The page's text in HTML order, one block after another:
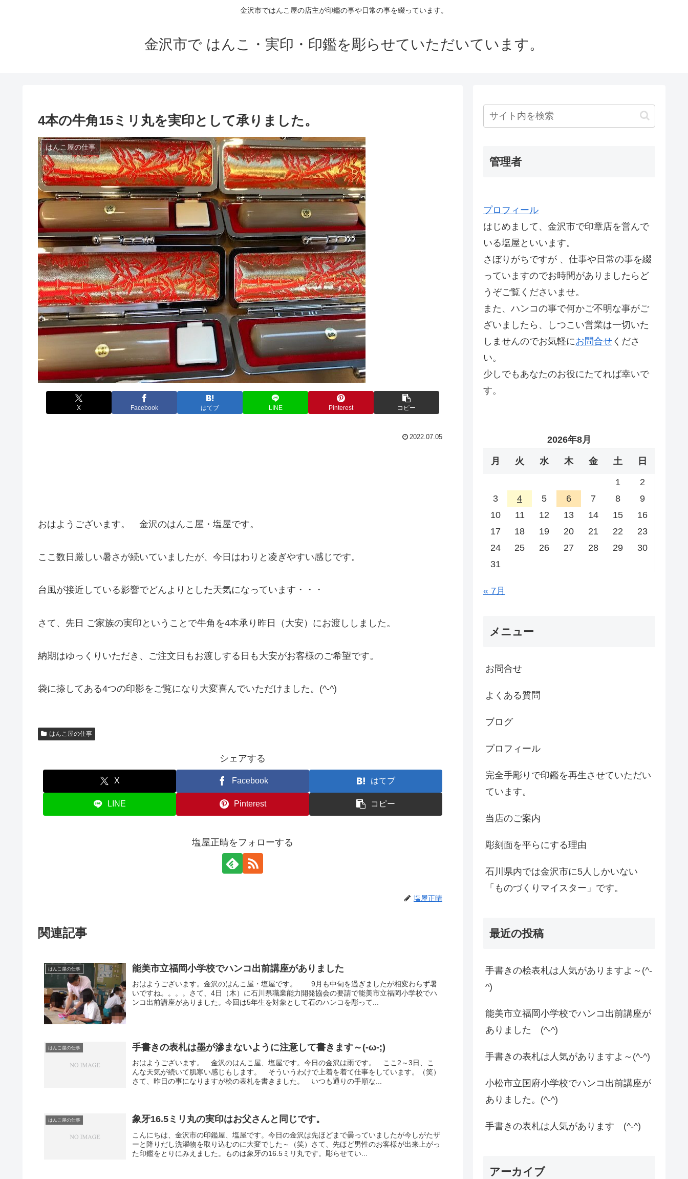
金沢市ではんこ屋の店主が印鑑の事や日常の事を綴っています。
金沢市で はんこ・実印・印鑑を彫らせていただいています。
4本の牛角15ミリ丸を実印として承りました。
はんこ屋の仕事
X Facebook はてブ LINE Pinterest コピー
2022.07.05
おはようございます。 金沢のはんこ屋・塩屋です。
ここ数日厳しい暑さが続いていましたが、今日はわりと凌ぎやすい感じです。
台風が接近している影響でどんよりとした天気になっています・・・
さて、先日 ご家族の実印ということで牛角を4本承り昨日（大安）にお渡ししました。
納期はゆっくりいただき、ご注文日もお渡しする日も大安がお客様のご希望です。
袋に捺してある4つの印影をご覧になり大変喜んでいただけました。(^-^)
はんこ屋の仕事
シェアする
X Facebook はてブ
LINE Pinterest コピー
塩屋正晴をフォローする
塩屋正晴
関連記事
はんこ屋の仕事 能美市立福岡小学校でハンコ出前講座がありました
おはようございます。金沢のはんこ屋・塩屋です。 9月も中旬を過ぎましたが相変わらず暑
いですね。。。。さて、4日（木）に石川県職業能力開発協会の要請で能美市立福岡小学校でハ
ンコ出前講座がありました。今回は5年生を対象として石のハンコを彫って...
はんこ屋の仕事 手書きの表札は墨が滲まないように注意して書きます～(-ω-;)
おはようございます。 金沢のはんこ屋、塩屋です。今日の金沢は雨です。 ここ2～3日、こ
んな天気が続いて肌寒い感じもします。 そういうわけで上着を着て仕事をしています。（笑）
さて、昨日の事になりますが桧の表札を書きました。 いつも通りの手順な...
はんこ屋の仕事 象牙16.5ミリ丸の実印はお父さんと同じです。
こんにちは、金沢市の印鑑屋、塩屋です。今日の金沢は先ほどまで曇っていましたが今しがたザ
ーと降りだし洗濯物を取り込むのに大変でした～（笑）さて、先ほど男性のお客様が出来上がっ
た印鑑をとりにみえました。ものは象牙の16.5ミリ丸です。彫らせてい...
管理者
プロフィール
はじめまして、金沢市で印章店を営んで
いる塩屋といいます。
さぼりがちですが 、仕事や日常の事を綴
っていますのでお時間がありましたらど
うぞご覧くださいませ。
また、ハンコの事で何かご不明な事がご
ざいましたら、しつこい営業は一切いた
しませんのでお気軽にお問合せ くださ
い。
少しでもあなたのお役にたてれば幸いで
す。
2026年8月
月 火 水 木 金 土 日
1
2
3
4 5 6 7 8
9
10
11 12 13 14 15
16
17
18 19 20 21 22
23
24
25 26 27 28 29
30
31
« 7月
メニュー
お問合せ
よくある質問
ブログ
プロフィール
完全手彫りで印鑑を再生させていただい
ています。
当店のご案内
彫刻面を平らにする理由
石川県内では金沢市に5人しかいない
「ものづくりマイスター」です。
最近の投稿
手書きの桧表札は人気がありますよ～(^-
^)
能美市立福岡小学校でハンコ出前講座が
ありました (^-^)
手書きの表札は人気がありますよ～(^-^)
小松市立国府小学校でハンコ出前講座が
ありました。(^-^)
手書きの表札は人気があります (^-^)
アーカイブ